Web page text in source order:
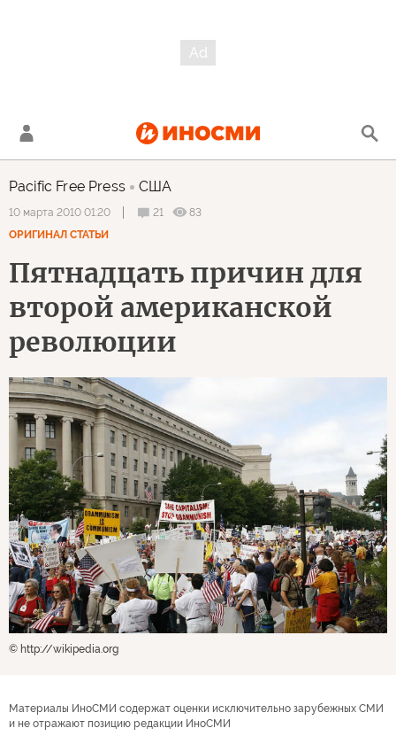
Pacific Free Press США
10 марта 2010 01:20 21
83
ОРИГИНАЛ СТАТЬИ
Пятнадцать причин для
второй американской
революции
© http://wikipedia.org
Материалы ИноСМИ содержат оценки исключительно зарубежных СМИ
и не отражают позицию редакции ИноСМИ